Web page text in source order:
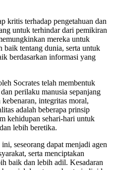
kritis terhadap pengetahuan dan
untuk terhindar dari pemikiran
mereka untuk
baik tentang dunia, serta untuk
berdasarkan informasi yang
Socrates telah membentuk
perilaku manusia sepanjang
integritas moral,
adalah beberapa prinsip
kehidupan sehari-hari untuk
lebih beretika.
seseorang dapat menjadi agen
serta menciptakan
baik dan lebih adil. Kesadaran